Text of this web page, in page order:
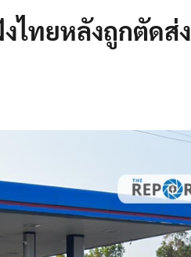
ไทยหลังถูกตัดส่ง